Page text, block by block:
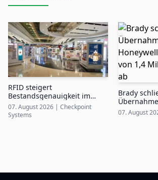
RFID steigert
Bestandsgenauigkeit im
Airport Duty-Free auf bis zu
99%
07. August 2026 | Checkpoint
Systems
Brady
PSS im
Milliarden
07. August